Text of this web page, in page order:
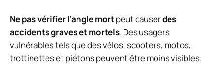
Ne pas vérifier l’angle mortpeut causerdes
accidents graves et mortels. Des usagers
vulnérables tels que des vélos, scooters, motos,
trottinettes et piétons peuvent être moins visibles.